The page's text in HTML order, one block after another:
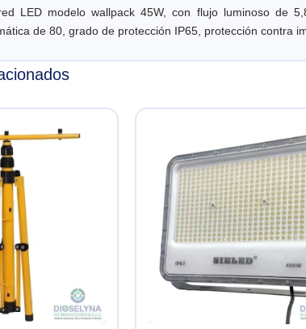
LED modelo wallpack 45W, con flujo luminoso de
de 80, grado de protección IP65, protección contra